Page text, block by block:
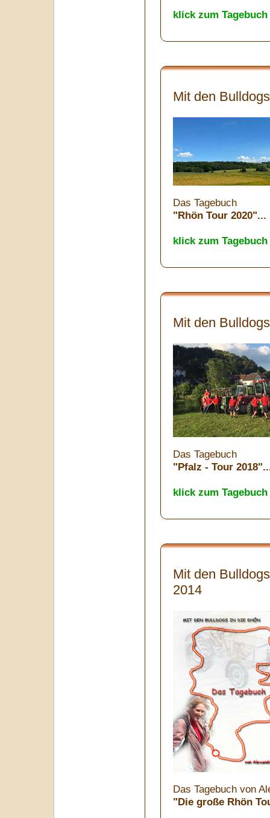
klick zum Tagebuch
Mit den
Das Tagebuch
"Rhön Tour 2020"...
klick zum Tagebuch
Mit den
Das Tagebuch
"Pfalz - Tour
klick zum Tagebuch
Mit den
2014
Das Tagebuch von
"Die große Rhön